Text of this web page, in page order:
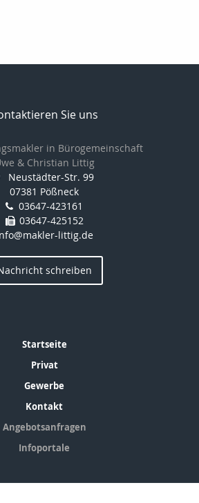
Sie uns
in Bürogemeinschaft
& Christian Littig
Neustädter-Str. 99
07381 Pößneck
03647-423161
03647-425152
littig.de
schreiben
Startseite
Privat
Gewerbe
Kontakt
Angebotsanfragen
Infoportale